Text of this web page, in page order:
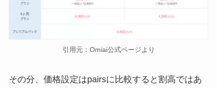
引用元：Omiai公式ページより
その分、価格設定はpairsに比較すると割高ではあ